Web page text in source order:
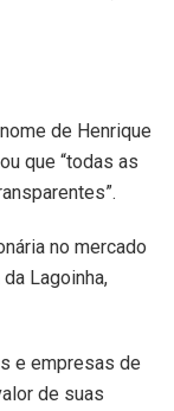
de Henrique
que “todas as
no mercado
Lagoinha,
e empresas de
de suas